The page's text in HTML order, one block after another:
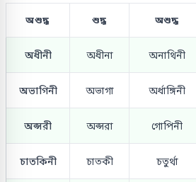
অশুদ্ধ শুদ্ধ অশুদ্ধ
অধীনী অধীনা অনাথিনী
অভাগিনী অভাগা অর্ধাঙ্গিনী
অপ্সরী অপ্সরা গোপিনী
চাতকিনী চাতকী চতুর্থা